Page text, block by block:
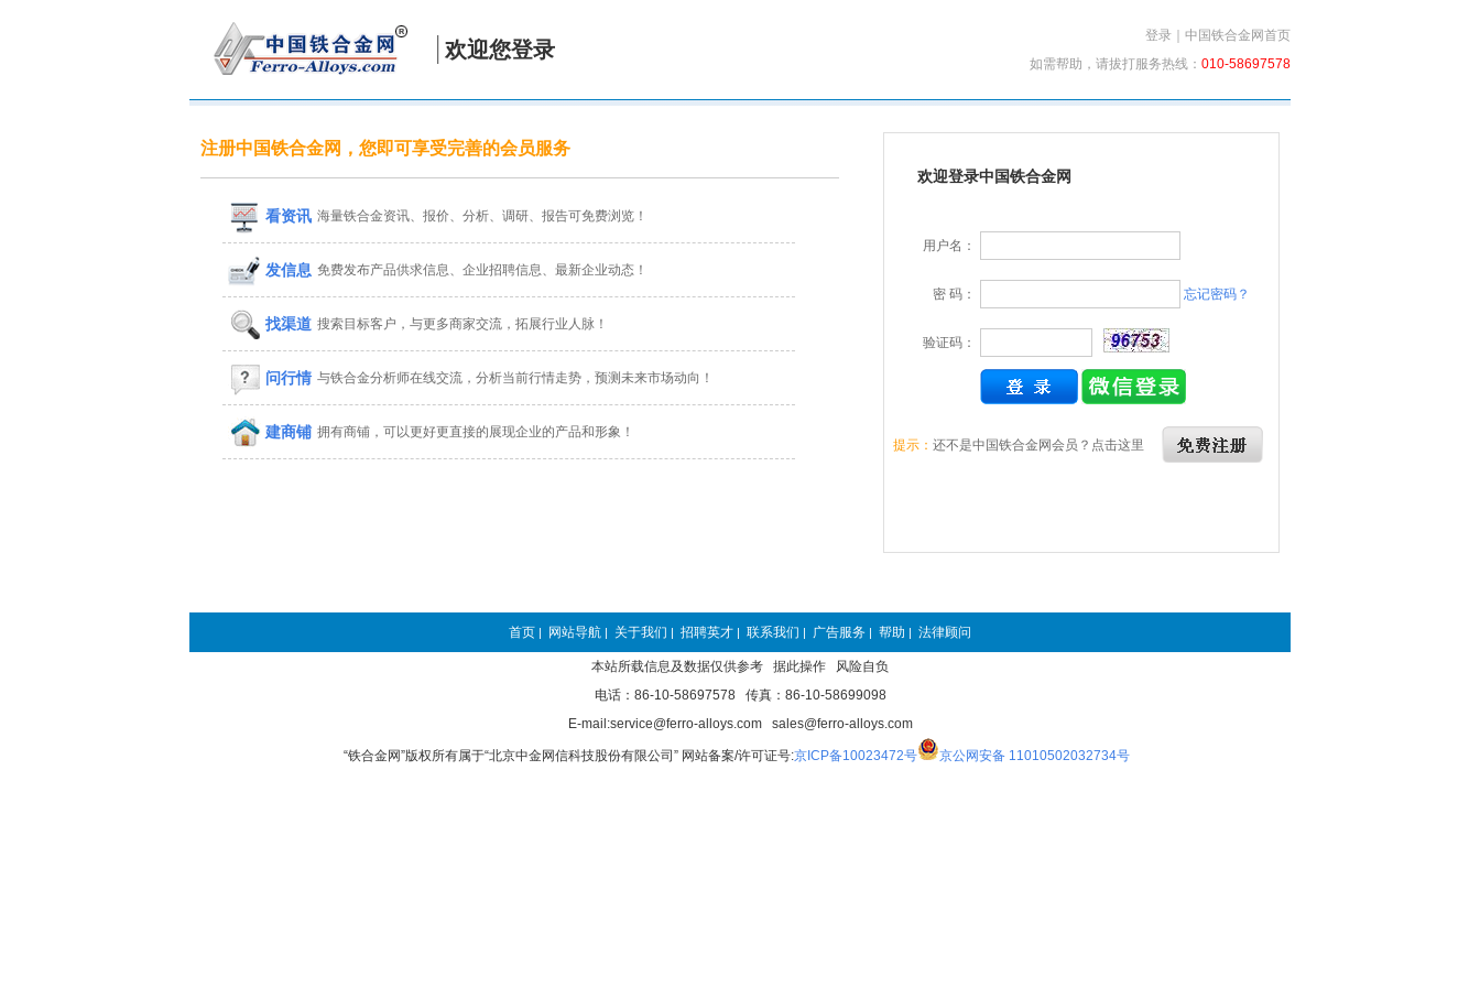
欢迎您登录
登录
中国铁合金网首页
如需帮助，请拔打服务热线： 010-58697578
注册中国铁合金网，您即可享受完善的会员服务
看资讯 海量铁合金资讯、报价、分析、调研、报告可免费浏览！
发信息 免费发布产品供求信息、企业招聘信息、最新企业动态！
找渠道 搜索目标客户，与更多商家交流，拓展行业人脉！
问行情 与铁合金分析师在线交流，分析当前行情走势，预测未来市场动向！
建商铺 拥有商铺，可以更好更直接的展现企业的产品和形象！
欢迎登录中国铁合金网
用户名：
密 码： 忘记密码？
验证码：
提示： 还不是中国铁合金网会员？点击这里
首页 | 网站导航 | 关于我们 | 招聘英才 | 联系我们 | 广告服务 | 帮助 | 法律顾问
本站所载信息及数据仅供参考 据此操作 风险自负
电话：86-10-58697578 传真：86-10-58699098
E-mail:service@ferro-alloys.com sales@ferro-alloys.com
“铁合金网”版权所有属于“北京中金网信科技股份有限公司” 网站备案/许可证号:京ICP备10023472号 京公网安备 11010502032734号